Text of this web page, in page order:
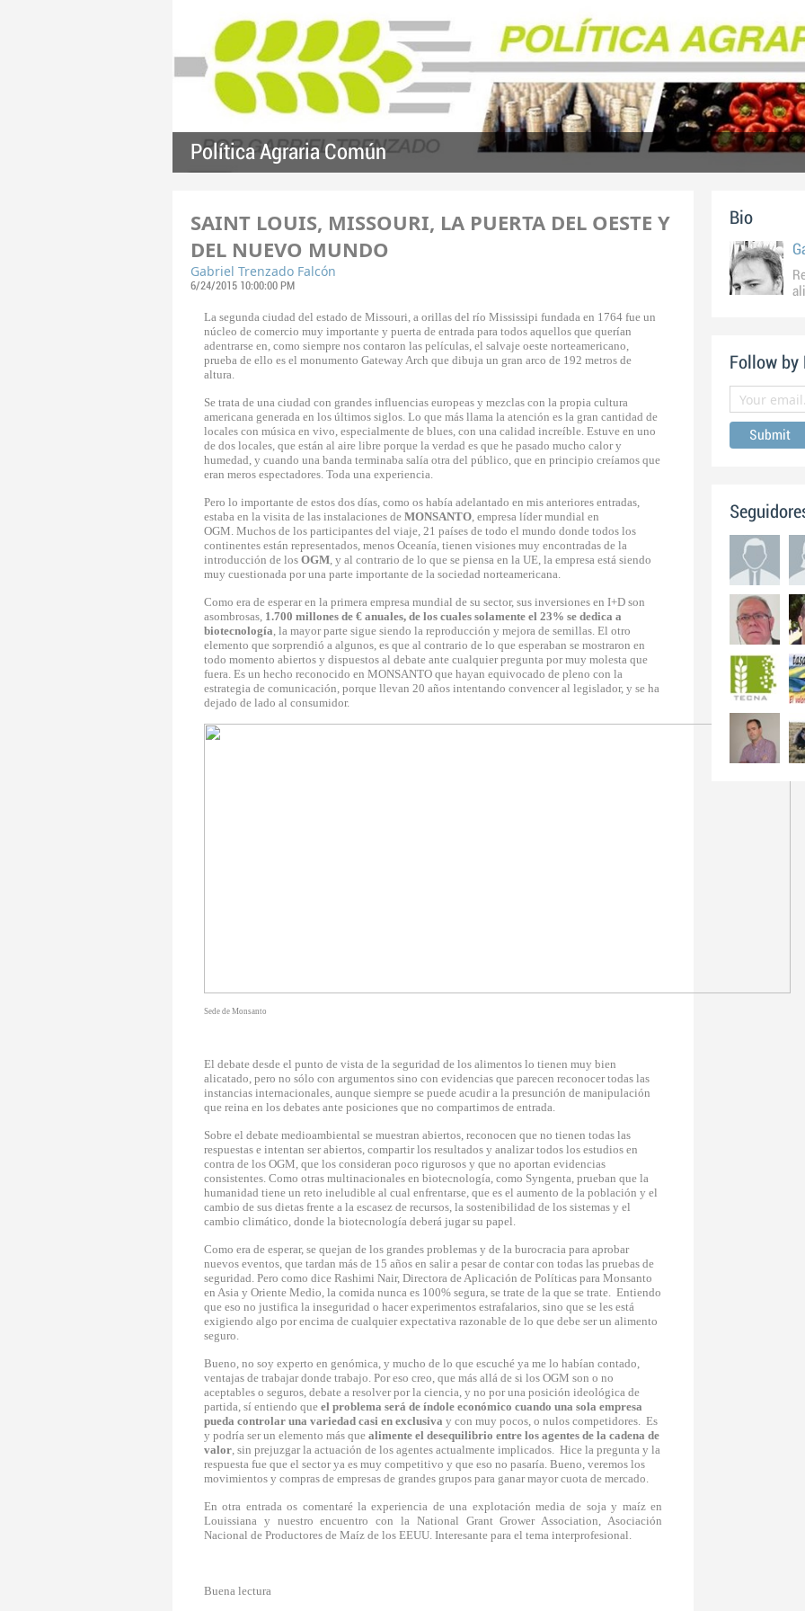
Política Agraria Común
SAINT LOUIS, MISSOURI, LA PUERTA DEL OESTE Y
DEL NUEVO MUNDO
Gabriel Trenzado Falcón
6/24/2015 10:00:00 PM
La segunda ciudad del estado de Missouri, a orillas del río Mississipi fundada en 1764 fue un
núcleo de comercio muy importante y puerta de entrada para todos aquellos que querían
adentrarse en, como siempre nos contaron las películas, el salvaje oeste norteamericano,
prueba de ello es el monumento Gateway Arch que dibuja un gran arco de 192 metros de
altura.
Se trata de una ciudad con grandes influencias europeas y mezclas con la propia cultura
americana generada en los últimos siglos. Lo que más llama la atención es la gran cantidad de
locales con música en vivo, especialmente de blues, con una calidad increíble. Estuve en uno
de dos locales, que están al aire libre porque la verdad es que he pasado mucho calor y
humedad, y cuando una banda terminaba salía otra del público, que en principio creíamos que
eran meros espectadores. Toda una experiencia.
Pero lo importante de estos dos días, como os había adelantado en mis anteriores entradas,
estaba en la visita de las instalaciones de MONSANTO, empresa líder mundial en
OGM. Muchos de los participantes del viaje, 21 países de todo el mundo donde todos los
continentes están representados, menos Oceanía, tienen visiones muy encontradas de la
introducción de los OGM, y al contrario de lo que se piensa en la UE, la empresa está siendo
muy cuestionada por una parte importante de la sociedad norteamericana.
Como era de esperar en la primera empresa mundial de su sector, sus inversiones en I+D son
asombrosas, 1.700 millones de € anuales, de los cuales solamente el 23% se dedica a
biotecnología, la mayor parte sigue siendo la reproducción y mejora de semillas. El otro
elemento que sorprendió a algunos, es que al contrario de lo que esperaban se mostraron en
todo momento abiertos y dispuestos al debate ante cualquier pregunta por muy molesta que
fuera. Es un hecho reconocido en MONSANTO que hayan equivocado de pleno con la
estrategia de comunicación, porque llevan 20 años intentando convencer al legislador, y se ha
dejado de lado al consumidor.
Sede de Monsanto
El debate desde el punto de vista de la seguridad de los alimentos lo tienen muy bien
alicatado, pero no sólo con argumentos sino con evidencias que parecen reconocer todas las
instancias internacionales, aunque siempre se puede acudir a la presunción de manipulación
que reina en los debates ante posiciones que no compartimos de entrada.
Sobre el debate medioambiental se muestran abiertos, reconocen que no tienen todas las
respuestas e intentan ser abiertos, compartir los resultados y analizar todos los estudios en
contra de los OGM, que los consideran poco rigurosos y que no aportan evidencias
consistentes. Como otras multinacionales en biotecnología, como Syngenta, prueban que la
humanidad tiene un reto ineludible al cual enfrentarse, que es el aumento de la población y el
cambio de sus dietas frente a la escasez de recursos, la sostenibilidad de los sistemas y el
cambio climático, donde la biotecnología deberá jugar su papel.
Como era de esperar, se quejan de los grandes problemas y de la burocracia para aprobar
nuevos eventos, que tardan más de 15 años en salir a pesar de contar con todas las pruebas de
seguridad. Pero como dice Rashimi Nair, Directora de Aplicación de Políticas para Monsanto
en Asia y Oriente Medio, la comida nunca es 100% segura, se trate de la que se trate. Entiendo
que eso no justifica la inseguridad o hacer experimentos estrafalarios, sino que se les está
exigiendo algo por encima de cualquier expectativa razonable de lo que debe ser un alimento
seguro.
Bueno, no soy experto en genómica, y mucho de lo que escuché ya me lo habían contado,
ventajas de trabajar donde trabajo. Por eso creo, que más allá de si los OGM son o no
aceptables o seguros, debate a resolver por la ciencia, y no por una posición ideológica de
partida, sí entiendo que el problema será de índole económico cuando una sola empresa
pueda controlar una variedad casi en exclusiva y con muy pocos, o nulos competidores. Es
y podría ser un elemento más que alimente el desequilibrio entre los agentes de la cadena de
valor, sin prejuzgar la actuación de los agentes actualmente implicados. Hice la pregunta y la
respuesta fue que el sector ya es muy competitivo y que eso no pasaría. Bueno, veremos los
movimientos y compras de empresas de grandes grupos para ganar mayor cuota de mercado.
En otra entrada os comentaréla experiencia de una explotación media de soja y maíz en
Louissiana y nuestro encuentro con la National Grant Grower Association, Asociación
Nacional de Productores de Maíz de los EEUU. Interesante para el tema interprofesional.
Buena lectura
Bio
Follow by